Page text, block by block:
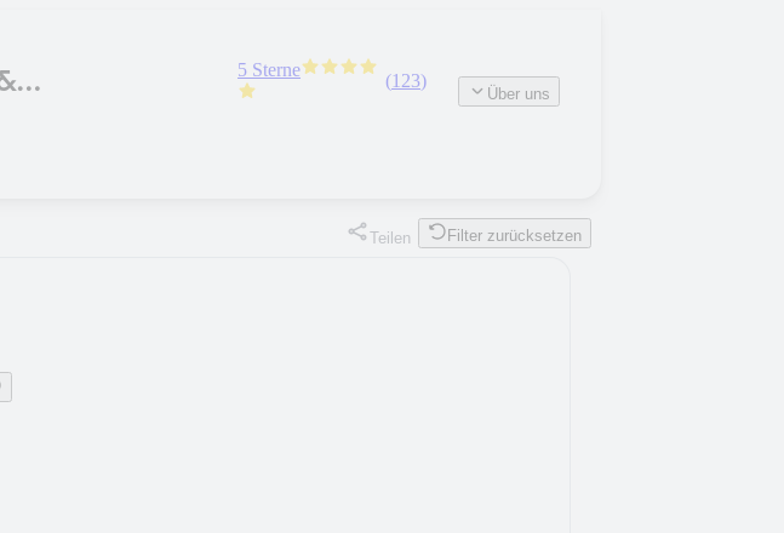
5 Sterne
(123)
Über uns
Teilen Filter zurücksetzen